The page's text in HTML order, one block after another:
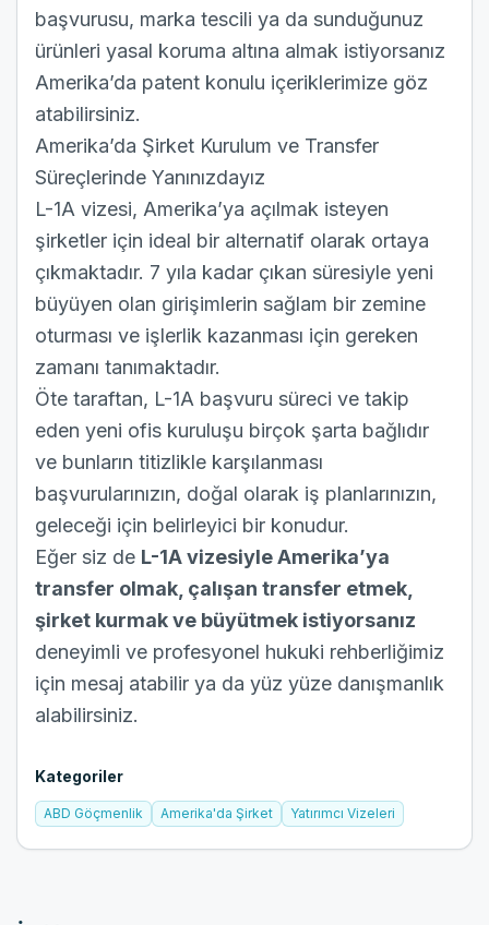
başvurusu, marka tescili ya da sunduğunuz
ürünleri yasal koruma altına almak istiyorsanız
Amerika’da patent konulu içeriklerimize göz
atabilirsiniz.
Amerika’da Şirket Kurulum ve Transfer
Süreçlerinde Yanınızdayız
L-1A vizesi, Amerika’ya açılmak isteyen
şirketler için ideal bir alternatif olarak ortaya
çıkmaktadır. 7 yıla kadar çıkan süresiyle yeni
büyüyen olan girişimlerin sağlam bir zemine
oturması ve işlerlik kazanması için gereken
zamanı tanımaktadır.
Öte taraftan, L-1A başvuru süreci ve takip
eden yeni ofis kuruluşu birçok şarta bağlıdır
ve bunların titizlikle karşılanması
başvurularınızın, doğal olarak iş planlarınızın,
geleceği için belirleyici bir konudur.
Eğer siz de L-1A vizesiyle Amerika’ya
transfer olmak, çalışan transfer etmek,
şirket kurmak ve büyütmek istiyorsanız
deneyimli ve profesyonel hukuki rehberliğimiz
için mesaj atabilir ya da yüz yüze danışmanlık
alabilirsiniz.
Kategoriler
ABD Göçmenlik Amerika'da Şirket Yatırımcı Vizeleri